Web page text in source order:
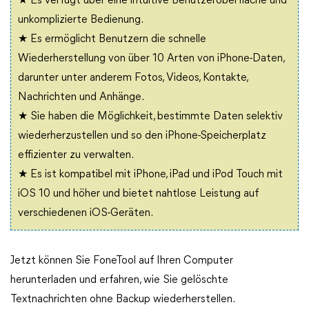
unkomplizierte Bedienung.
★ Es ermöglicht Benutzern die schnelle
Wiederherstellung von über 10 Arten von iPhone-Daten,
darunter unter anderem Fotos, Videos, Kontakte,
Nachrichten und Anhänge.
★ Sie haben die Möglichkeit, bestimmte Daten selektiv
wiederherzustellen und so den iPhone-Speicherplatz
effizienter zu verwalten.
★ Es ist kompatibel mit iPhone, iPad und iPod Touch mit
iOS 10 und höher und bietet nahtlose Leistung auf
verschiedenen iOS-Geräten.
Jetzt können Sie FoneTool auf Ihren Computer
herunterladen und erfahren, wie Sie gelöschte
Textnachrichten ohne Backup wiederherstellen.